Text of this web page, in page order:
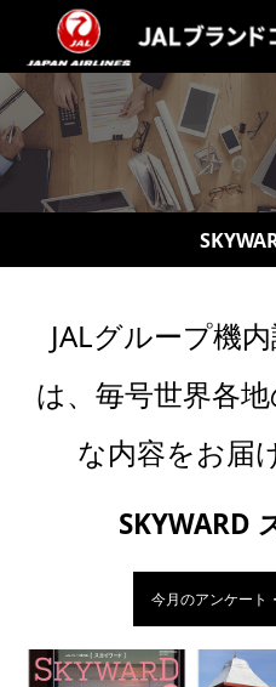
JALグループ機内
は、毎号世界各
な内容をお届
SKYWARD
今月のアンケート